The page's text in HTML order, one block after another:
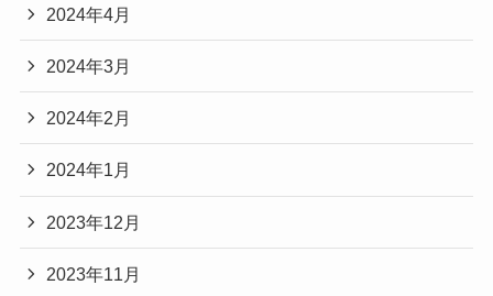
2024年4月
2024年3月
2024年2月
2024年1月
2023年12月
2023年11月